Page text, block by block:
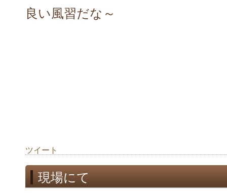
良い風習だな～
ツイート
現場にて